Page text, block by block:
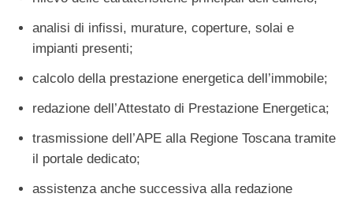
analisi di infissi, murature, coperture, solai e
impianti presenti;
calcolo della prestazione energetica dell’immobile;
redazione dell’Attestato di Prestazione Energetica;
trasmissione dell’APE alla Regione Toscana tramite
il portale dedicato;
assistenza anche successiva alla redazione